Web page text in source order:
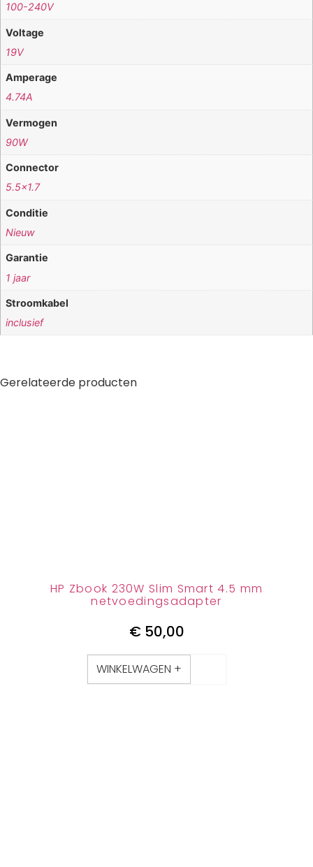
100-240V
Voltage
19V
Amperage
4.74A
Vermogen
90W
Connector
5.5×1.7
Conditie
Nieuw
Garantie
1 jaar
Stroomkabel
inclusief
Gerelateerde producten
HP Zbook 230W Slim Smart 4.5 mm
netvoedingsadapter
€50,00
WINKELWAGEN +